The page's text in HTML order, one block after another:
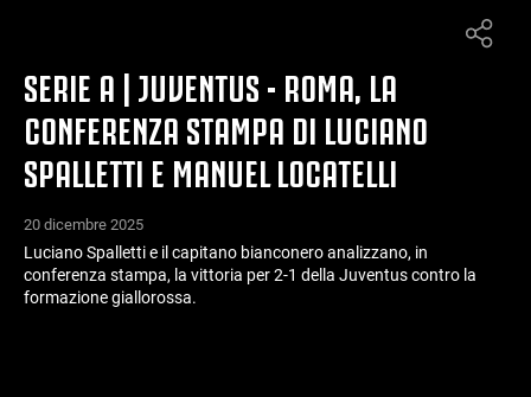
ALTRO
SERIE A | JUVENTUS - ROMA, LA
CONFERENZA STAMPA DI LUCIANO
SPALLETTI E MANUEL LOCATELLI
20 dicembre 2025
Luciano Spalletti e il capitano bianconero analizzano, in
conferenza stampa, la vittoria per 2-1 della Juventus contro la
formazione giallorossa.